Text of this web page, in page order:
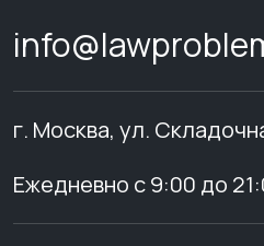
г. Москва, ул.
Ежедневно с 9:00 до